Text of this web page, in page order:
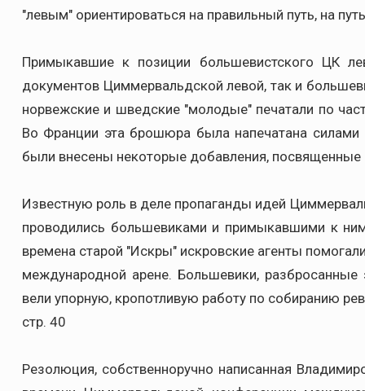
"левым" ориентироваться на правильный путь, на
Примыкавшие к позиции большевистского ЦК
документов Циммервальдской левой, так и
норвежские и шведские "молодые" печатали по
Во Франции эта брошюра была напечатана
были внесены некоторые добавления,
Известную роль в деле пропаганды идей
проводились большевиками и примыкавшими к
времена старой "Искры" искровские агенты
международной арене. Большевики,
вели упорную, кропотливую работу по собиранию
стр. 40
Резолюция, собственноручно написанная